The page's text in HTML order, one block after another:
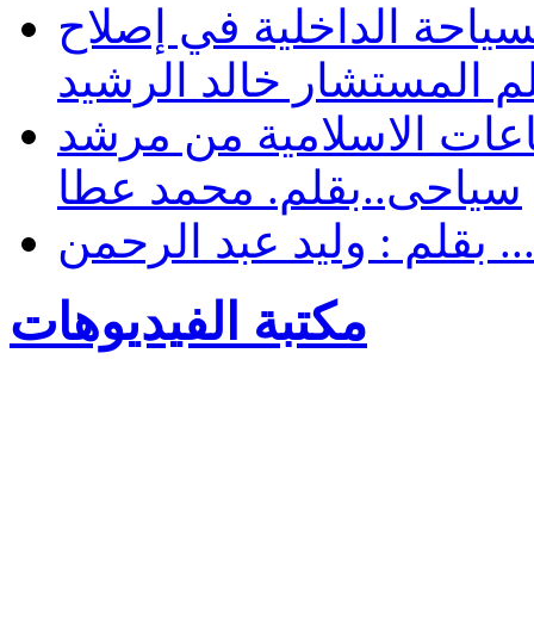
الداخلية في إصلاح
المستشار خالد الرشيد
الاسلامية من مرشد
سياحى..بقلم. محمد عطا
بقلم : وليد عبد الرحمن
مكتبة الفيديوهات